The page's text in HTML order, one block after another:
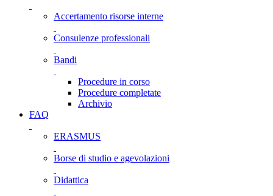
Accertamento risorse interne
Consulenze professionali
Bandi
Procedure in corso
Procedure completate
Archivio
FAQ
ERASMUS
Borse di studio e agevolazioni
Didattica